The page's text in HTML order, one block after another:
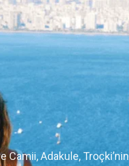
Camii, Adakule, Troçki’nin